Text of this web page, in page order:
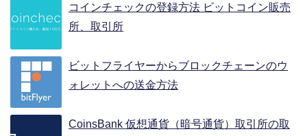
コインチェックの登録方法 ビットコイン販売
所、取引所
ビットフライヤーからブロックチェーンのウ
ォレットへの送金方法
CoinsBank 仮想通貨（暗号通貨）取引所の取